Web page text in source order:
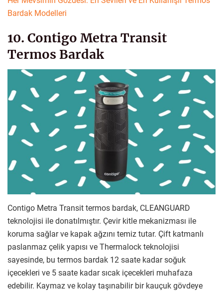
Bardak Modelleri
10. Contigo Metra Transit
Termos Bardak
Contigo Metra Transit termos bardak, CLEANGUARD
teknolojisi ile donatılmıştır. Çevir kitle mekanizması ile
koruma sağlar ve kapak ağzını temiz tutar. Çift katmanlı
paslanmaz çelik yapısı ve Thermalock teknolojisi
sayesinde, bu termos bardak 12 saate kadar soğuk
içecekleri ve 5 saate kadar sıcak içecekleri muhafaza
edebilir. Kaymaz ve kolay taşınabilir bir kauçuk gövdeye